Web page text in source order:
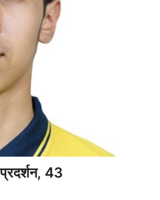
43